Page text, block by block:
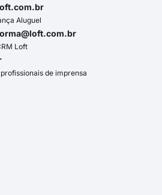
Aluguel
Loft
de imprensa